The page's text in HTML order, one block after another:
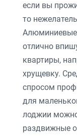
если вы
то
Алюминиевые
отлично
квартиры,
хрущевку.
спросом
для
лоджии
раздвижные